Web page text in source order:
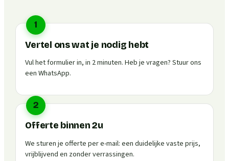
1
Vertel ons wat je nodig hebt
Vul het formulier in, in 2 minuten. Heb je vragen? Stuur ons
een WhatsApp.
2
Offerte binnen 2u
We sturen je offerte per e-mail: een duidelijke vaste prijs,
vrijblijvend en zonder verrassingen.